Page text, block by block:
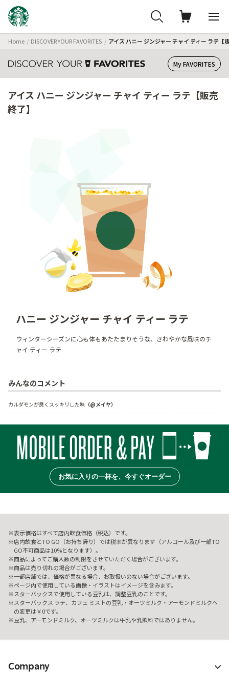
Home DISCOVER YOUR FAVORITES アイス ハニー ジンジャー チャイ ティー ラテ【
My FAVORITES
アイス ハニー ジンジャー チャイ ティー ラテ【販売
終了】
ハニー ジンジャー チャイ ティー ラテ
ウィンターシーズンに心も体もあたたまりそうな、さわやかな風味のチ
ャイ ティー ラテ
みんなのコメント
カルダモンが良くスッキリした味 （@メイヤ）
お気に入りの一杯を、今すぐオーダー
表示価格はすべて店内飲食価格（税込）です。
店内飲食とTO GO（お持ち帰り）では税率が異なります（アルコール及び一部TO
GO不可商品は10%となります）。
商品によってご購入数の制限をさせていただく場合がございます。
商品は売り切れの場合がございます。
一部店舗では、価格が異なる場合、お取扱いのない場合がございます。
ページ内で使用している画像・イラストはイメージを含みます。
スターバックスで使用している豆乳は、調整豆乳のことです。
スターバックス ラテ、カフェ ミストの豆乳・オーツミルク・アーモンドミルクへ
の変更は￥0です。
豆乳、アーモンドミルク、オーツミルクは牛乳や乳飲料ではありません。
Company